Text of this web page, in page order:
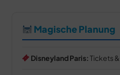
Magische Planung
Disneyland Paris:Tickets